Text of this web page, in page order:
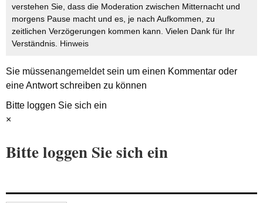
verstehen Sie, dass die Moderation zwischen Mitternacht und
morgens Pause macht und es, je nach Aufkommen, zu
zeitlichen Verzögerungen kommen kann. Vielen Dank für Ihr
Verständnis. Hinweis
Sie müssenangemeldetsein um einen Kommentar oder
eine Antwort schreiben zu können
Bitte loggen Sie sich ein
×
Bitte loggen Sie sich ein